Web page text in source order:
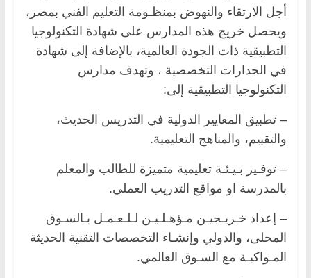
أجل الارتقاء والنهوض بمنظـومة التعليم الفني بمصر،
ويحصل خريج هذه المدارس على شهادة التكنولوجيا
التطبيقية ذات الجودة العالمية، بالإضافة إلى شهادة
في الجدارات التخصصية ، وتهدف مدارس
التكنولوجيا التطبيقية إلى:
– تطبيق المعايير الدولية في التدريس الحديث،
والتقييم، والمناهج التعليمية.
– توفـير بـيـئـة تعليمية متميزة للطالب والمعلم
بالمدرسة او مواقع التدريب العملي.
– إعداد خـريـجيـن مـؤهـلـيـن لـلـعـمـل بـالسـوق
المحلى، والدولي وإنشـاء التخصصات التقنية الحديثة
المـواكبـة مع السـوق العالمي.